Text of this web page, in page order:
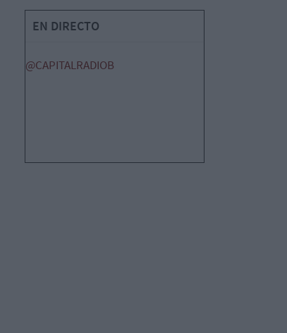
EN DIRECTO
@CAPITALRADIOB